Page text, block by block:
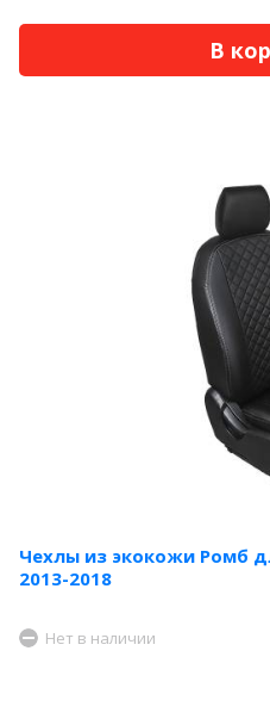
В
Чехлы из экокожи Ромб
2013-2018
Нет в наличии